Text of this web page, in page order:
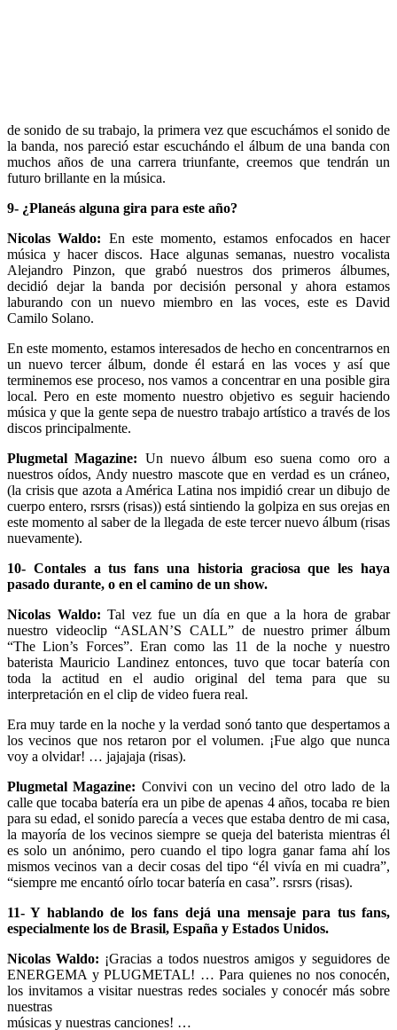
de sonido de su trabajo, la primera vez que escuchámos el sonido de
la banda, nos pareció estar escuchándo el álbum de una banda con
muchos años de una carrera triunfante, creemos que tendrán un
futuro brillante en la música.
9- ¿Planeás alguna gira para este año?
Nicolas Waldo: En este momento, estamos enfocados en hacer
música y hacer discos. Hace algunas semanas, nuestro vocalista
Alejandro Pinzon, que grabó nuestros dos primeros álbumes,
decidió dejar la banda por decisión personal y ahora estamos
laburando con un nuevo miembro en las voces, este es David
Camilo Solano.
En este momento, estamos interesados de hecho en concentrarnos en
un nuevo tercer álbum, donde él estará en las voces y así que
terminemos ese proceso, nos vamos a concentrar en una posible gira
local. Pero en este momento nuestro objetivo es seguir haciendo
música y que la gente sepa de nuestro trabajo artístico a través de los
discos principalmente.
Plugmetal Magazine: Un nuevo álbum eso suena como oro a
nuestros oídos, Andy nuestro mascote que en verdad es un cráneo,
(la crisis que azota a América Latina nos impidió crear un dibujo de
cuerpo entero, rsrsrs (risas)) está sintiendo la golpiza en sus orejas en
este momento al saber de la llegada de este tercer nuevo álbum (risas
nuevamente).
10- Contales a tus fans una historia graciosa que les haya
pasado durante, o en el camino de un show.
Nicolas Waldo: Tal vez fue un día en que a la hora de grabar
nuestro videoclip “ASLAN’S CALL” de nuestro primer álbum
“The Lion’s Forces”. Eran como las 11 de la noche y nuestro
baterista Mauricio Landinez entonces, tuvo que tocar batería con
toda la actitud en el audio original del tema para que su
interpretación en el clip de video fuera real.
Era muy tarde en la noche y la verdad sonó tanto que despertamos a
los vecinos que nos retaron por el volumen. ¡Fue algo que nunca
voy a olvidar! … jajajaja (risas).
Plugmetal Magazine: Convivi con un vecino del otro lado de la
calle que tocaba batería era un pibe de apenas 4 años, tocaba re bien
para su edad, el sonido parecía a veces que estaba dentro de mi casa,
la mayoría de los vecinos siempre se queja del baterista mientras él
es solo un anónimo, pero cuando el tipo logra ganar fama ahí los
mismos vecinos van a decir cosas del tipo “él vivía en mi cuadra”,
“siempre me encantó oírlo tocar batería en casa”. rsrsrs (risas).
11- Y hablando de los fans dejá una mensaje para tus fans,
especialmente los de Brasil, España y Estados Unidos.
Nicolas Waldo: ¡Gracias a todos nuestros amigos y seguidores de
ENERGEMA y PLUGMETAL! … Para quienes no nos conocén,
los invitamos a visitar nuestras redes sociales y conocér más sobre
nuestras
músicas y nuestras canciones! …